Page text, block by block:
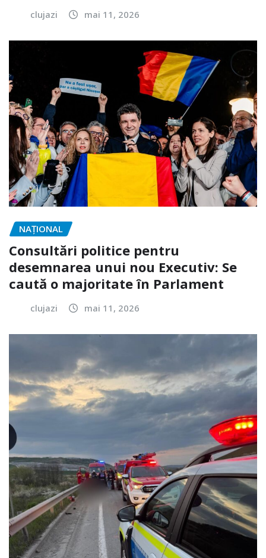
clujazi mai 11, 2026
NAŢIONAL
Consultări politice pentru
desemnarea unui nou Executiv: Se
caută o majoritate în Parlament
clujazi mai 11, 2026